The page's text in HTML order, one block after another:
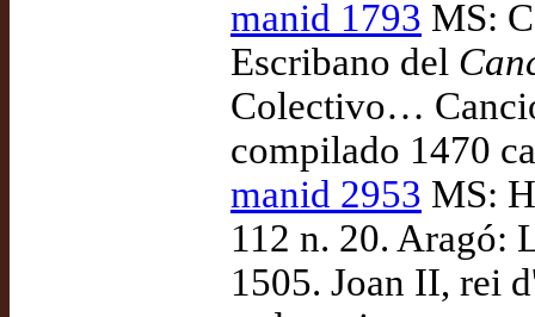
manid 1793 MS:
Escribano del
Colectivo…
compilado 1470
manid 2953 MS:
112 n. 20. Aragó:
1505. Joan II, rei